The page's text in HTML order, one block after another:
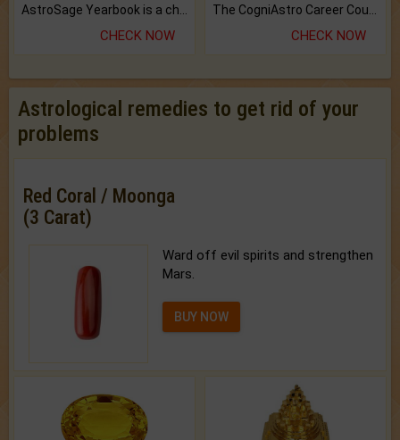
CHECK NOW CHECK NOW
Astrological remedies to get rid of your
problems
Red Coral / Moonga
(3 Carat)
Ward off evil spirits and strengthen
Mars.
BUY NOW